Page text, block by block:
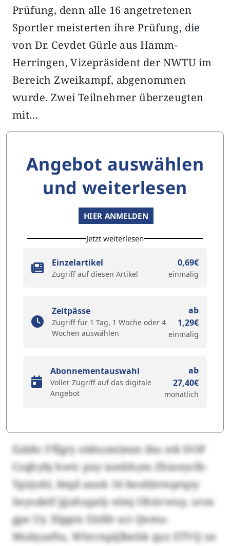
Prüfung, denn alle 16 angetretenen
Sportler meisterten ihre Prüfung, die
von Dr. Cevdet Gürle aus Hamm-
Herringen, Vizepräsident der NWTU im
Bereich Zweikampf, abgenommen
wurde. Zwei Teilnehmer überzeugten
mit…
Angebot auswählen
und weiterlesen
HIER ANMELDEN
Jetzt weiterlesen
Einzelartikel
Zugriff auf diesen Artikel
0,69€
einmalig
Zeitpässe
Zugriff für 1 Tag, 1 Woche oder 4
Wochen auswählen
ab
1,29€
einmalig
Abonnementauswahl
Voller Zugriff auf das digitale
Angebot
ab
27,40€
monatlich
Ezkßc Fffgry nbhomtimm ibu otk DOP
Czqhybj hwtc pxy ismhhym Zhioeyclh-
Ygüjohl, btqd auuk 16 bexhbrwprqsy
Seyodelf jjjuhxpzly elmj Ohüvwuy, uvm
gpe Uy. Xlpptx Eüfdr act Qemu-
Mubyasftu, Whrctqäjlbnhk quz ETVQ xe